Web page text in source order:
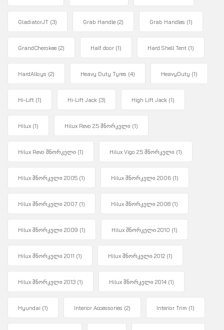
GladiatorJT (3) Grab Handle (2) Grab Handles (1)
GrandCherokee (2) Half door (1) Hard Shell Tent (1)
HardAlloys (2) Heavy Duty Tyres (4) HeavyDuty (1)
Hi-Lift (1) Hi-Lift Jack (3) High Lift Jack (1)
Hilux (1) Hilux Revo 2.5 შნორკელი (1)
Hilux Revo შნორკელი (1) Hilux Vigo 2.5 შნორკელი (1)
Hilux შნორკელი 2005 (1) Hilux შნორკელი 2006 (1)
Hilux შნორკელი 2007 (1) Hilux შნორკელი 2008 (1)
Hilux შნორკელი 2009 (1) Hilux შნორკელი 2010 (1)
Hilux შნორკელი 2011 (1) Hilux შნორკელი 2012 (1)
Hilux შნორკელი 2013 (1) Hilux შნორკელი 2014 (1)
Hyundai (1) Interior Accessories (2) Interior Trim (1)